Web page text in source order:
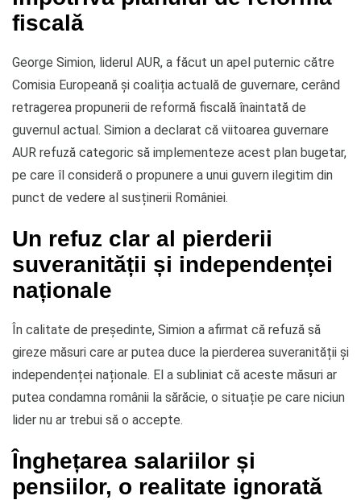
fiscală
George Simion, liderul AUR, a făcut un apel puternic către
Comisia Europeană și coaliția actuală de guvernare, cerând
retragerea propunerii de reformă fiscală înaintată de
guvernul actual. Simion a declarat că viitoarea guvernare
AUR refuză categoric să implementeze acest plan bugetar,
pe care îl consideră o propunere a unui guvern ilegitim din
punct de vedere al susținerii României.
Un refuz clar al pierderii
suveranității și independenței
naționale
În calitate de președinte, Simion a afirmat că refuză să
gireze măsuri care ar putea duce la pierderea suveranității și
independenței naționale. El a subliniat că aceste măsuri ar
putea condamna românii la sărăcie, o situație pe care niciun
lider nu ar trebui să o accepte.
Înghețarea salariilor și
pensiilor, o realitate ignorată